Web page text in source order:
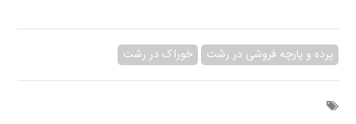
پرده و پارچه فروشی در رشت خوراک در رشت